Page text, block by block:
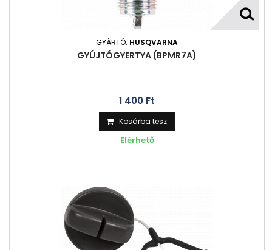
GYÁRTÓ: HUSQVARNA
GYÚJTÓGYERTYA (BPMR7A)
1 400 Ft‎
Kosárba tesz
Elérhető